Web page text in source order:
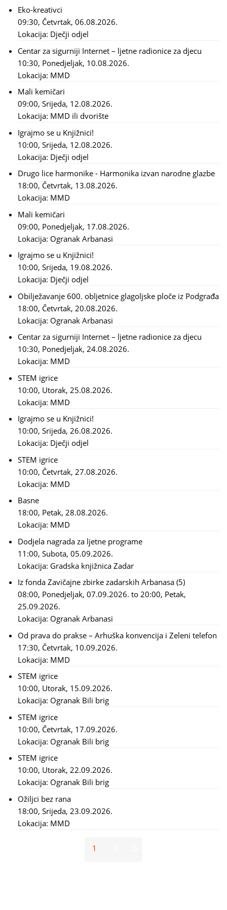
Eko-kreativci
09:30, Četvrtak, 06.08.2026.
Lokacija: Dječji odjel
Centar za sigurniji Internet – ljetne radionice za djecu
10:30, Ponedjeljak, 10.08.2026.
Lokacija: MMD
Mali kemičari
09:00, Srijeda, 12.08.2026.
Lokacija: MMD ili dvorište
Igrajmo se u Knjižnici!
10:00, Srijeda, 12.08.2026.
Lokacija: Dječji odjel
Drugo lice harmonike - Harmonika izvan narodne glazbe
18:00, Četvrtak, 13.08.2026.
Lokacija: MMD
Mali kemičari
09:00, Ponedjeljak, 17.08.2026.
Lokacija: Ogranak Arbanasi
Igrajmo se u Knjižnici!
10:00, Srijeda, 19.08.2026.
Lokacija: Dječji odjel
Obilježavanje 600. obljetnice glagoljske ploče iz Podgrađa
18:00, Četvrtak, 20.08.2026.
Lokacija: Ogranak Arbanasi
Centar za sigurniji Internet – ljetne radionice za djecu
10:30, Ponedjeljak, 24.08.2026.
Lokacija: MMD
STEM igrice
10:00, Utorak, 25.08.2026.
Lokacija: MMD
Igrajmo se u Knjižnici!
10:00, Srijeda, 26.08.2026.
Lokacija: Dječji odjel
STEM igrice
10:00, Četvrtak, 27.08.2026.
Lokacija: MMD
Basne
18:00, Petak, 28.08.2026.
Lokacija: MMD
Dodjela nagrada za ljetne programe
11:00, Subota, 05.09.2026.
Lokacija: Gradska knjižnica Zadar
Iz fonda Zavičajne zbirke zadarskih Arbanasa (5)
08:00, Ponedjeljak, 07.09.2026. to 20:00, Petak,
25.09.2026.
Lokacija: Ogranak Arbanasi
Od prava do prakse – Arhuška konvencija i Zeleni telefon
17:30, Četvrtak, 10.09.2026.
Lokacija: MMD
STEM igrice
10:00, Utorak, 15.09.2026.
Lokacija: Ogranak Bili brig
STEM igrice
10:00, Četvrtak, 17.09.2026.
Lokacija: Ogranak Bili brig
STEM igrice
10:00, Utorak, 22.09.2026.
Lokacija: Ogranak Bili brig
Ožiljci bez rana
18:00, Srijeda, 23.09.2026.
Lokacija: MMD
1